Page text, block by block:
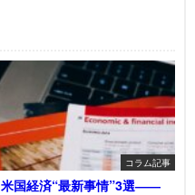
コラム記事
米国経済“最新事情”3選――